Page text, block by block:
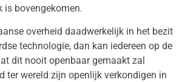
is bovengekomen.
overheid daadwerkelijk in het bezit
technologie, dan kan iedereen op de
dit nooit openbaar gemaakt zal
ter wereld zijn openlijk verkondigen in